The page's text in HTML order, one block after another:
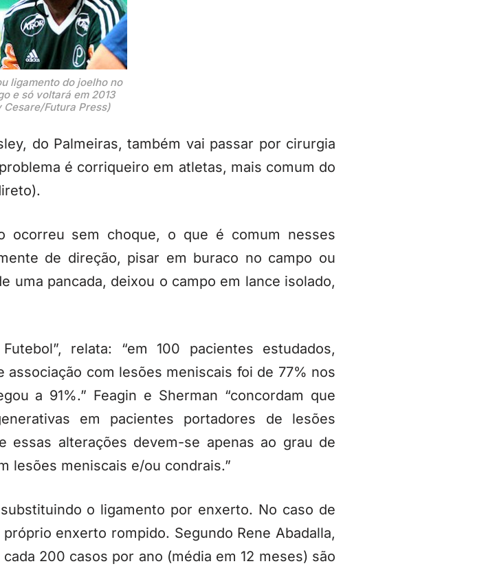
ligamento do joelho no
e só voltará em 2013
Cesare/Futura Press)
do Palmeiras, também vai passar por cirurgia
é corriqueiro em atletas, mais comum do
ocorreu sem choque, o que é comum nesses
de direção, pisar em buraco no campo ou
uma pancada, deixou o campo em lance isolado,
relata: “em 100 pacientes estudados,
com lesões meniscais foi de 77% nos
a 91%.” Feagin e Sherman “concordam que
em pacientes portadores de lesões
essas alterações devem-se apenas ao grau de
lesões meniscais e/ou condrais.”
o ligamento por enxerto. No caso de
enxerto rompido. Segundo Rene Abadalla,
200 casos por ano (média em 12 meses) são